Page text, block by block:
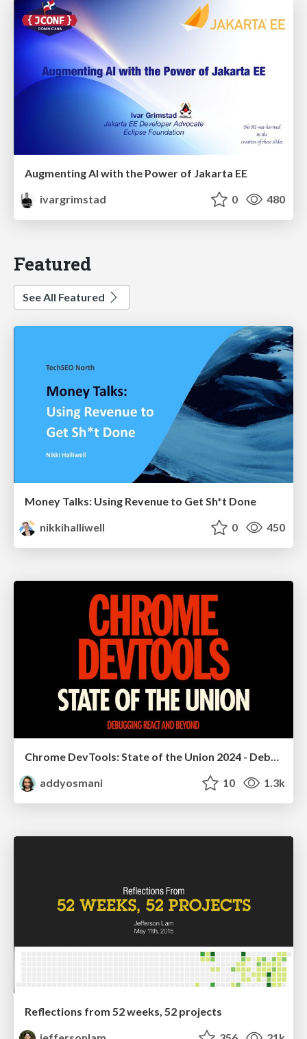
Augmenting AI with the Power of Jakarta EE
ivargrimstad
0 480
Featured
See All Featured
Money Talks: Using Revenue to Get Sh*t Done
nikkihalliwell
0 450
Chrome DevTools: State of the Union 2024 - Debugging React & Beyond
addyosmani
10 1.3k
Reflections from 52 weeks, 52 projects